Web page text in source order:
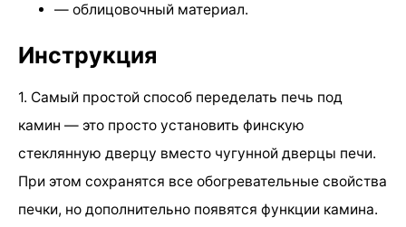
— облицовочный материал.
Инструкция
1. Самый простой способ переделать печь под
камин — это просто установить финскую
стеклянную дверцу вместо чугунной дверцы печи.
При этом сохранятся все обогревательные свойства
печки, но дополнительно появятся функции камина.